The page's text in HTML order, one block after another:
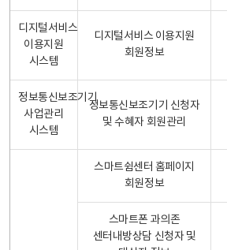
디지털서비스
이용지원
시스템
디지털서비스 이용지원
회원정보
정보통신보조기기
사업관리
시스템
정보통신보조기기 신청자
및 수혜자 회원관리
스마트쉼센터 홈페이지
회원정보
스마트폰 과의존
센터내방상담 신청자 및